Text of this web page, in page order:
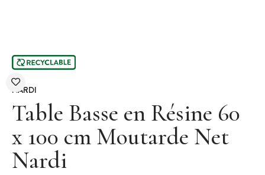
NARDI
Table Basse en Résine 60
x 100 cm Moutarde Net
Nardi